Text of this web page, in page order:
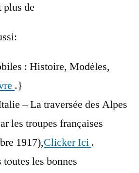
plus de
: Histoire, Modèles,
.}
– La traversée des Alpes
les troupes françaises
1917),Clicker Ici .
les bonnes